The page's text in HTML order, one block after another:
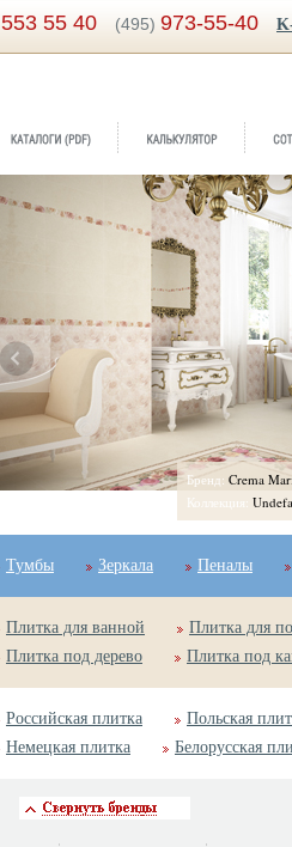
553 55 40 (495) 973-55-40
Тумбы Зеркала Пеналы
Плитка для ванной
Плитка для
Плитка под дерево
Плитка под
Российская плитка
Польская
Немецкая плитка
Белорусская